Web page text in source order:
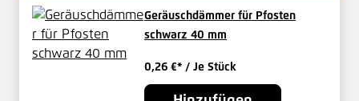
Geräuschdämmer für Pfosten
schwarz 40 mm
0,26 €* / Je Stück